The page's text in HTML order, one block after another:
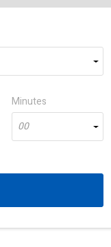
Minutes
00